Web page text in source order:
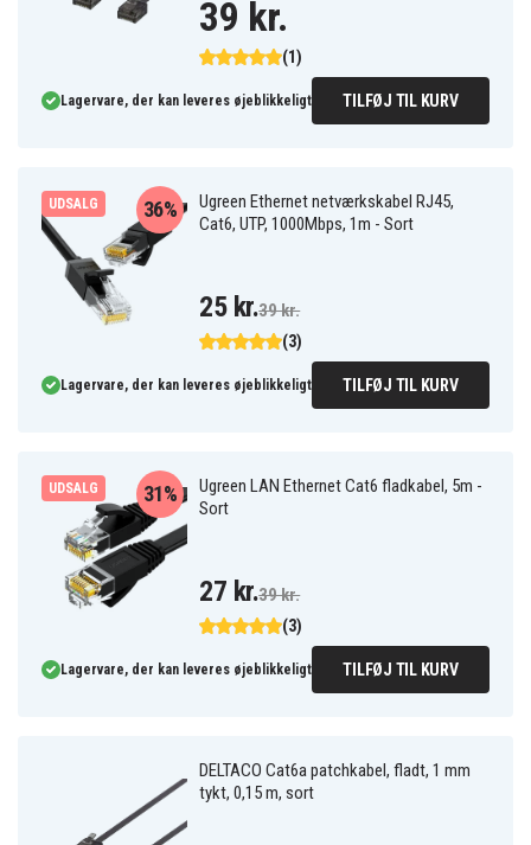
(1)
39 kr.
Lagervare, der kan leveres øjeblikkeligt TILFØJ TIL KURV
UDSALG
Ugreen Ethernet netværkskabel RJ45,
Cat6, UTP, 1000Mbps, 1m - Sort
(3)
36%
25 kr.39 kr.
Lagervare, der kan leveres øjeblikkeligt TILFØJ TIL KURV
UDSALG
Ugreen LAN Ethernet Cat6 fladkabel, 5m -
Sort
(3)
31%
27 kr.39 kr.
Lagervare, der kan leveres øjeblikkeligt TILFØJ TIL KURV
DELTACO Cat6a patchkabel, fladt, 1 mm
tykt, 0,15 m, sort